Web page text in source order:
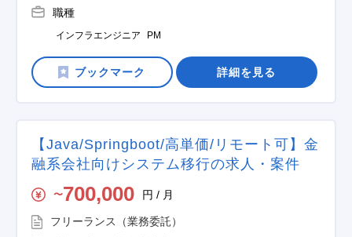
職種
インフラエンジニア PM
詳細を見る
【Java/Springboot/高単価/リモート可】金
融系会社向けシステム移行の求人・案件
〜700,000 円 / 月
フリーランス（業務委託）